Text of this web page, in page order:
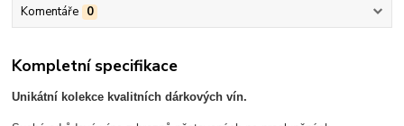
Komentáře 0
Kompletní specifikace
Unikátní kolekce kvalitních dárkových vín.